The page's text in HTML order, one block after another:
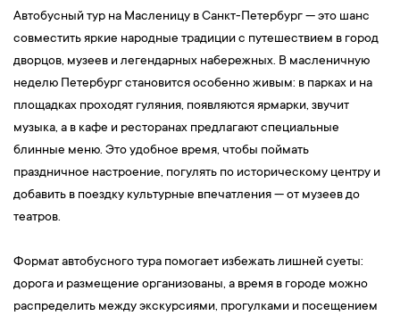
Автобусный тур на Масленицу в Санкт-Петербург — это шанс
совместить яркие народные традиции с путешествием в город
дворцов, музеев и легендарных набережных. В масленичную
неделю Петербург становится особенно живым: в парках и на
площадках проходят гуляния, появляются ярмарки, звучит
музыка, а в кафе и ресторанах предлагают специальные
блинные меню. Это удобное время, чтобы поймать
праздничное настроение, погулять по историческому центру и
добавить в поездку культурные впечатления — от музеев до
театров.
Формат автобусного тура помогает избежать лишней суеты:
дорога и размещение организованы, а время в городе можно
распределить между экскурсиями, прогулками и посещением